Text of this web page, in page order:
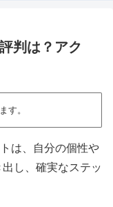
判は？アク
す。
は、自分の個性や
し、確実なステッ